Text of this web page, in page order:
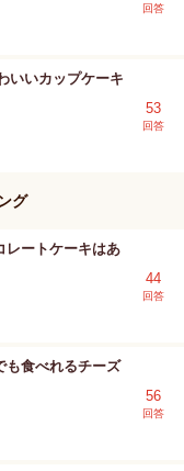
回答
いいカップケーキ
53
回答
グ
レートケーキはあ
44
回答
も食べれるチーズ
56
回答